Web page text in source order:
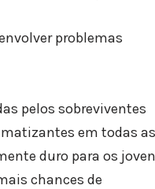
problemas
pelos sobreviventes
em todas as
duro para os
chances de